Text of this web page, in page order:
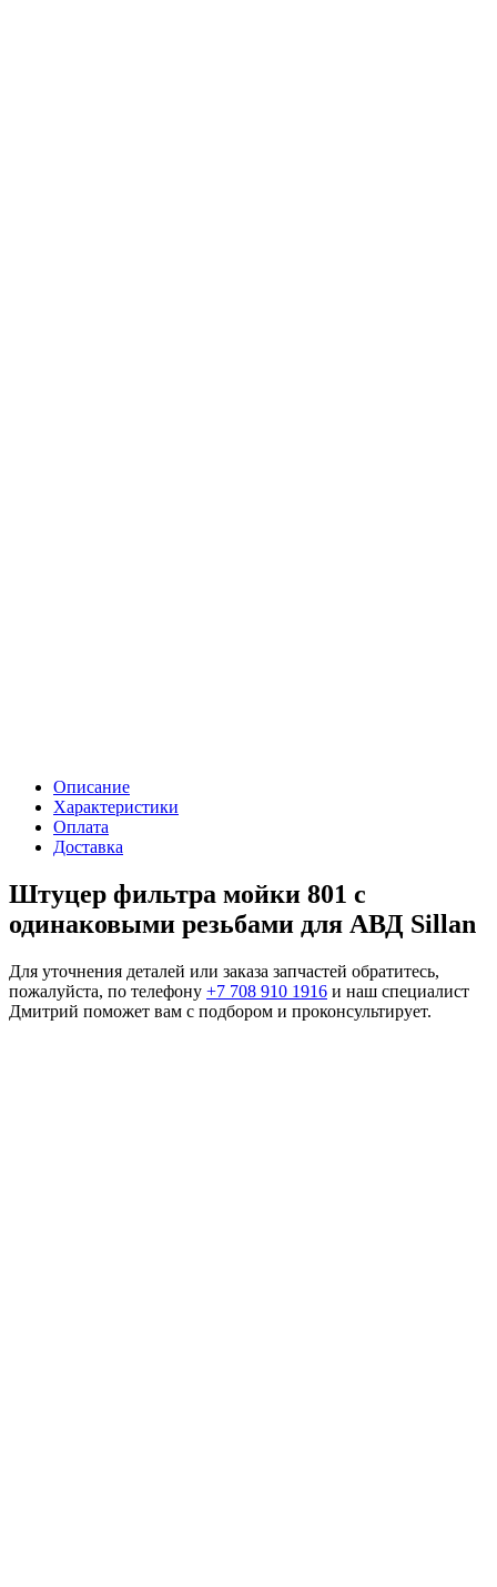
Описание
Характеристики
Оплата
Доставка
Штуцер фильтра мойки 801 с
одинаковыми резьбами для АВД Sillan
Для уточнения деталей или заказа запчастей обратитесь,
пожалуйста, по телефону +7 708 910 1916 и наш специалист
Дмитрий поможет вам с подбором и проконсультирует.